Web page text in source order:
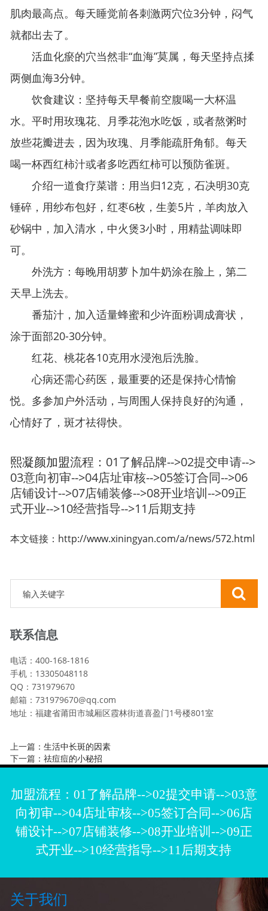
肌肉最高点。每天睡觉前各刺激两穴位3分钟，闷气
就都出去了。
活血化瘀的穴当然非“血海”莫属，每天坚持点揉
两侧血海3分钟。
饮食建议：坚持每天早餐前空腹喝一大杯温
水。平时用玫瑰花、月季花泡水吃饭，或者熬粥时
放些花瓣进去，因为玫瑰、月季能疏肝角郁。每天
喝一杯西红柿汁或者多吃西红柿可以预防雀斑。
介绍一道食疗菜谱：用当归12克，石决明30克
锤碎，用纱布包好，红枣6枚，生姜5片，羊肉放入
砂锅中，加入清水，中火煲3小时，用精盐调味即
可。
外洗方：每晚用胡萝卜加牛奶涂在脸上，第二
天早上洗去。
番茄汁，加入适量蜂蜜和少许面粉调成膏状，
涂于面部20-30分钟。
红花、桃花各10克用水浸泡后洗脸。
心病还需心药医，最重要的还是保持心情愉
悦。多参加户外活动，与周围人保持良好的沟通，
心情好了，斑才祛得快。
熙凝颜加盟流程：01了解品牌-->02提交申请-->
03意向初审-->04店址审核-->05签订合同-->06
店铺设计-->07店铺装修-->08开业培训-->09正
式开业-->10经营指导-->11后期支持
本文链接： http://www.xiningyan.com/a/news/572.html
联系信息
电话：400-168-1816
手机：13305048118
QQ：731979670
邮箱：731979670@qq.com
地址：福建省莆田市城厢区霞林街道喜盈门1号楼801室
上一篇：生活中长斑的因素
下一篇：祛痘痘的小秘招
加盟流程：01了解品牌-->02提交申请-->03意
向初审-->04店址审核-->05签订合同-->06店
铺设计-->07店铺装修-->08开业培训-->09正
式开业-->10经营指导-->11后期支持
关于我们